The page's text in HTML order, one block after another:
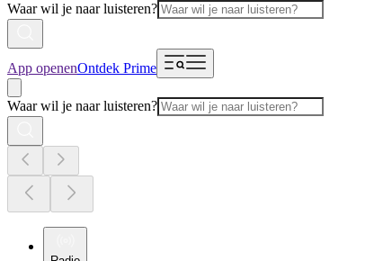
Waar wil je naar luisteren?
App openenOntdek Prime
Waar wil je naar luisteren?